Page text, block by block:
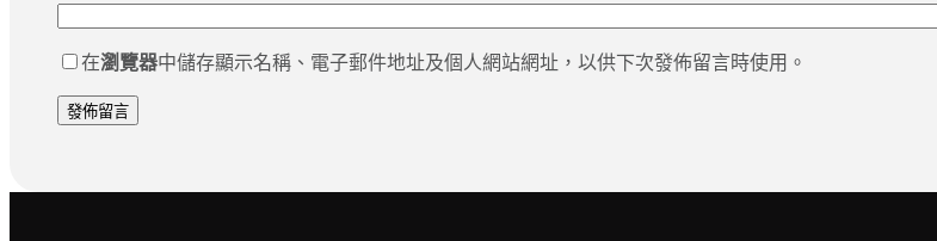
在瀏覽器中儲存顯示名稱、電子郵件地址及個人網站網址，以供下次發佈留言時使用。